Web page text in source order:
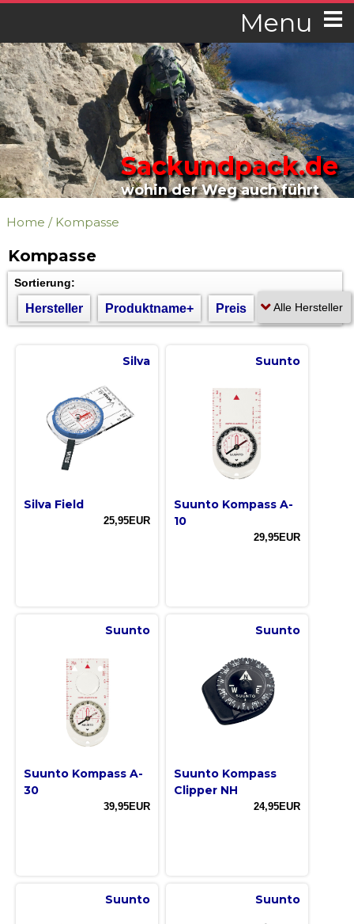
Menu
Sackundpack.de
wohin der Weg auch führt
Home / Kompasse
Kompasse
Sortierung:
Hersteller Produktname+ Preis
Silva
Silva Field
25,95EUR
Suunto
Suunto Kompass A-
10
29,95EUR
Suunto
Suunto Kompass A-
30
39,95EUR
Suunto
Suunto Kompass
Clipper NH
24,95EUR
Suunto Suunto